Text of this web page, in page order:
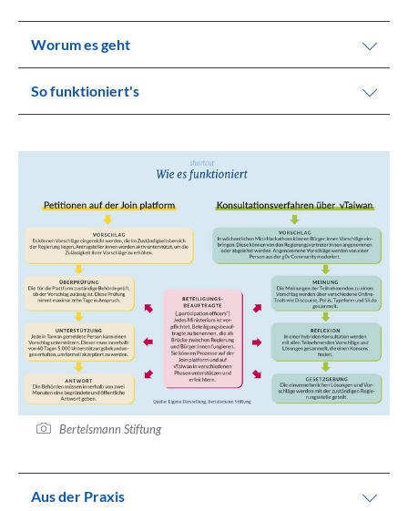
Worum es geht
So funktioniert's
Bertelsmann Stiftung
Aus der Praxis